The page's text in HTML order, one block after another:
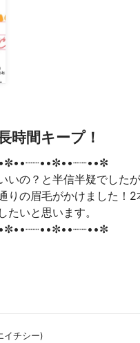
時間キープ！
いの？と半信半疑でした
りの眉毛がかけました！
たいと思います。
イチシー)